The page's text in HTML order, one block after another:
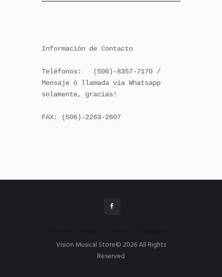
Información de Contacto
Teléfonos:   (506)-8357-7170 /
Mensaje ó llamada vía Whatsapp
solamente, gracias!
FAX: (506)-2263-2607
Vision Musical Store© 2026 All Rights
Reserved